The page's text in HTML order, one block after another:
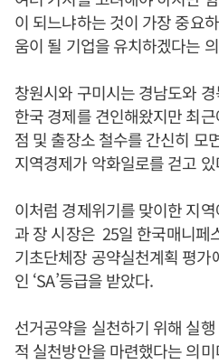
이 되느냐하는 것이 가장 중요
움이 될 기업을 유치하겠다는
창원시와 구미시는 경남도와
한국 경제를 견인해왔지만 최
점 및 출장소 철수를 간신히 모
지역경제가 악화일로를 걷고
이처럼 경제위기를 맞이한 지
과 장 시장은 25일 한국매니페
기초단체장 공약실천계획 평
인 ‘SA’등급을 받았다.
선거공약을 실천하기 위해 실
적 실천방안을 마련했다는 의